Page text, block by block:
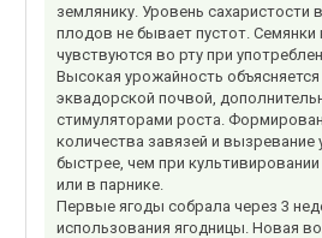
землянику. Уровень сахаристости
плодов не бывает пустот. Семянки
чувствуются во рту при
Высокая урожайность объясняется
эквадорской почвой,
стимуляторами роста.
количества завязей и вызревание
быстрее, чем при
или в парнике.
Первые ягоды собрала через 3
использования ягодницы. Новая